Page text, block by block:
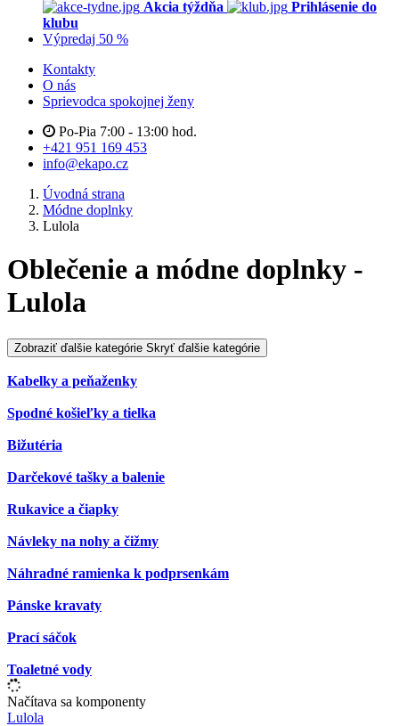
Akcia týždňa
Prihlásenie do
klubu
Výpredaj 50 %
Kontakty
O nás
Sprievodca spokojnej ženy
Po-Pia 7:00 - 13:00 hod.
+421 951 169 453
info@ekapo.cz
Úvodná strana
Módne doplnky
Lulola
Oblečenie a módne doplnky -
Lulola
Zobraziť ďalšie kategórie Skryť ďalšie kategórie
Kabelky a peňaženky
Spodné košieľky a tielka
Bižutéria
Darčekové tašky a balenie
Rukavice a čiapky
Návleky na nohy a čižmy
Náhradné ramienka k podprsenkám
Pánske kravaty
Prací sáčok
Toaletné vody
Načítava sa komponenty
Lulola